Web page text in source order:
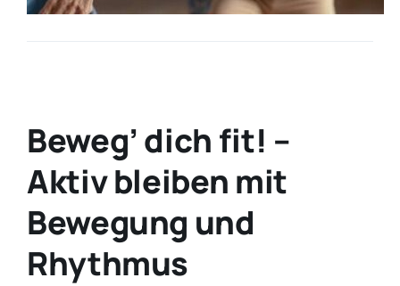
Beweg’ dich fit! –
Aktiv bleiben mit
Bewegung und
Rhythmus